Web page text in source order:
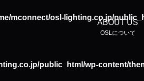
ABOUT US
OSLについて
mconnect/osl-lighting.co.jp/
public_html/wp-content/